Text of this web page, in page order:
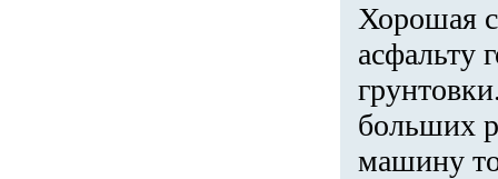
Хорошая
асфальту
больших
машину